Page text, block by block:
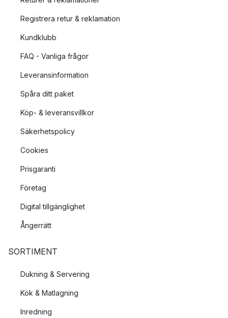
Registrera retur & reklamation
Kundklubb
FAQ - Vanliga frågor
Leveransinformation
Spåra ditt paket
Köp- & leveransvillkor
Säkerhetspolicy
Cookies
Prisgaranti
Företag
Digital tillgänglighet
Ångerrätt
SORTIMENT
Dukning & Servering
Kök & Matlagning
Inredning